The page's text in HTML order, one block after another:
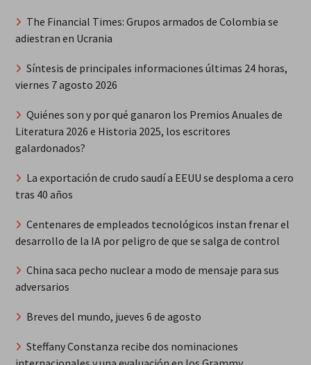
The Financial Times: Grupos armados de Colombia se
adiestran en Ucrania
Síntesis de principales informaciones últimas 24 horas,
viernes 7 agosto 2026
Quiénes son y por qué ganaron los Premios Anuales de
Literatura 2026 e Historia 2025, los escritores
galardonados?
La exportación de crudo saudí a EEUU se desploma a cero
tras 40 años
Centenares de empleados tecnológicos instan frenar el
desarrollo de la IA por peligro de que se salga de control
China saca pecho nuclear a modo de mensaje para sus
adversarios
Breves del mundo, jueves 6 de agosto
Steffany Constanza recibe dos nominaciones